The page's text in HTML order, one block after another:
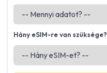
Hány eSIM-re van szüksége?